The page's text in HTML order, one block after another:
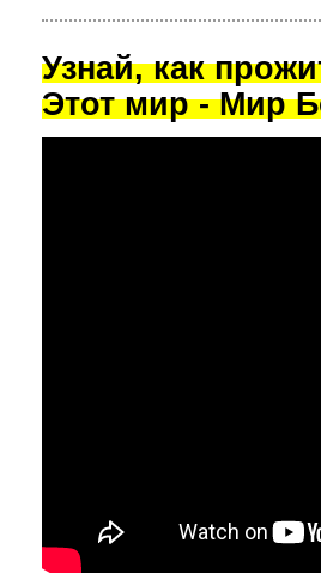
Узнай, как
Этот мир - Мир